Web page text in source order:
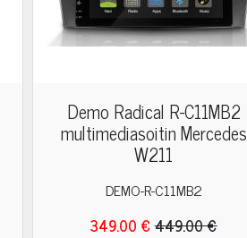
Demo Radical R-C11MB2
multimediasoitin Mercedes
W211
DEMO-R-C11MB2
349.00 €449.00 €